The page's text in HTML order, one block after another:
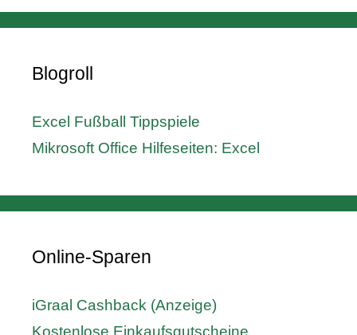
Blogroll
Excel Fußball Tippspiele
Mikrosoft Office Hilfeseiten: Excel
Online-Sparen
iGraal Cashback (Anzeige)
Kostenlose Einkaufsgutscheine